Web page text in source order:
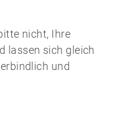
nicht, Ihre
lassen sich gleich
und